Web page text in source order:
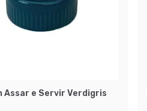
Assar e Servir Verdigris